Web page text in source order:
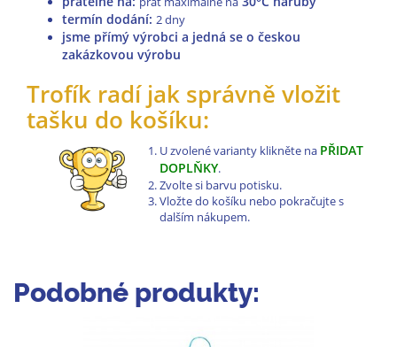
termín dodání: 2 dny
jsme přímý výrobci a jedná se o českou
zakázkovou výrobu
Trofík radí jak správně vložit
tašku do košíku:
U zvolené varianty klikněte na PŘIDAT
DOPLŇKY.
Zvolte si barvu potisku.
Vložte do košíku nebo pokračujte s
dalším nákupem.
Podobné produkty: